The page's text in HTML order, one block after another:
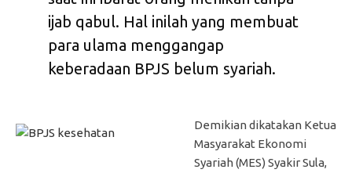
ijab qabul. Hal inilah yang membuat
para ulama menggangap
keberadaan BPJS belum syariah.
Demikian dikatakan Ketua
Masyarakat Ekonomi
Syariah (MES) Syakir Sula,